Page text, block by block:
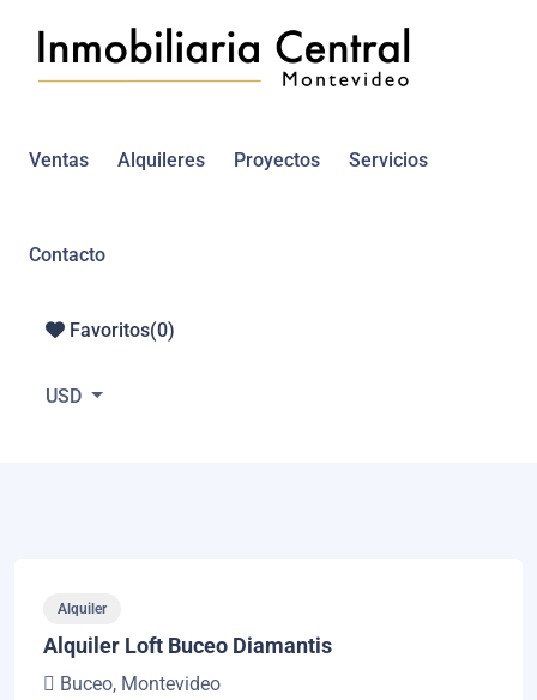
Ventas Alquileres Proyectos Servicios
Contacto
Favoritos(0)
USD
Alquiler
Alquiler Loft Buceo Diamantis
Buceo, Montevideo